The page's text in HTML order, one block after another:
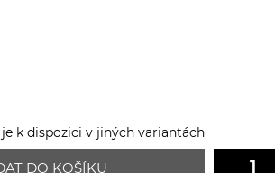
k dispozici v jiných variantách
DO KOŠÍKU